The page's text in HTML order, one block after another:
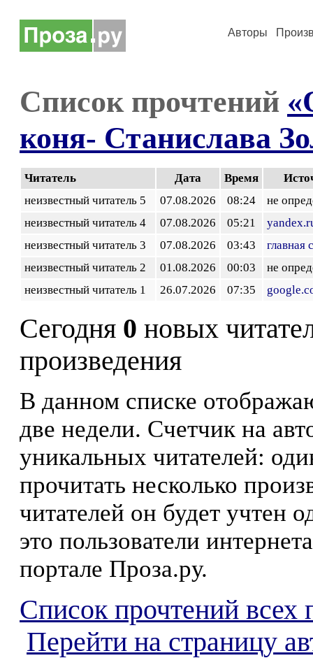
Авторы
Список прочтений
коня- Станислава
Читатель Дата Время
неизвестный читатель 5
07.08.2026 08:24
не
неизвестный читатель 4
07.08.2026 05:21
неизвестный читатель 3
07.08.2026 03:43
главная
неизвестный читатель 2
01.08.2026 00:03
не
неизвестный читатель 1
26.07.2026 07:35
Сегодня 0 новых
произведения
В данном списке
две недели. Счетчик на
уникальных читателей:
прочитать несколько
читателей он будет учтен
это пользователи
портале Проза.ру.
Список прочтений всех
Перейти на страницу